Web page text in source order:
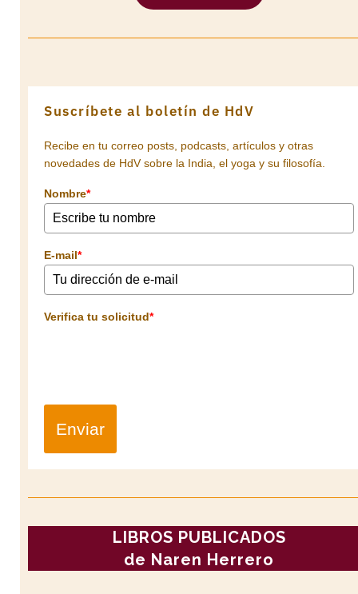
Suscríbete al boletín de HdV
Recibe en tu correo posts, podcasts, artículos y otras
novedades de HdV sobre la India, el yoga y su filosofía.
Nombre*
E-mail*
Verifica tu solicitud*
Enviar
LIBROS PUBLICADOS
de Naren Herrero